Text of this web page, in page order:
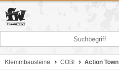
Klemmbausteine COBI Action Town